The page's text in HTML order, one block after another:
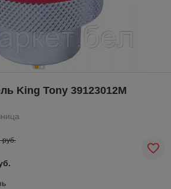
King Tony 39123012M
руб.